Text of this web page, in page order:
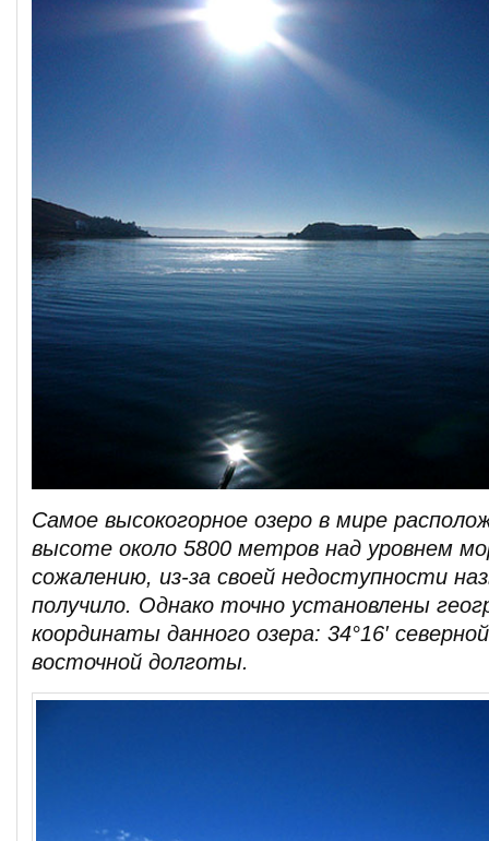
Самое высокогорное озеро в мире
высоте около 5800 метров над уровнем
сожалению, из-за своей недоступности
получило. Однако точно установлены
координаты данного озера: 34°16′
восточной долготы.